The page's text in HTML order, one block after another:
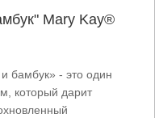
Mary Kay®
бамбук» - это один
который дарит